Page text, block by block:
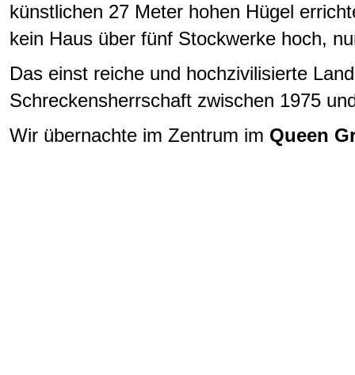
künstlichen 27 Meter hohen Hügel
kein Haus über fünf Stockwerke hoch,
Das einst reiche und hochzivilisierte
Schreckensherrschaft zwischen 1975
Wir übernachte im Zentrum im Queen